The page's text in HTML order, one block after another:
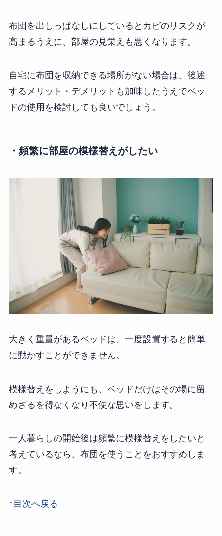
布団を出しっぱなしにしているとカビのリスクが
高まるうえに、部屋の見栄えも悪くなります。
自宅に布団を収納できる場所がない場合は、後述
するメリット・デメリットも加味したうえでベッ
ドの使用を検討しても良いでしょう。
・頻繁に部屋の模様替えがしたい
大きく重量があるベッドは、一度設置すると簡単
に動かすことができません。
模様替えをしようにも、ベッドだけはその場に留
めざるを得なくなり不便な思いをします。
一人暮らしの開始後は頻繁に模様替えをしたいと
考えているなら、布団を使うことをおすすめしま
す。
↑目次へ戻る